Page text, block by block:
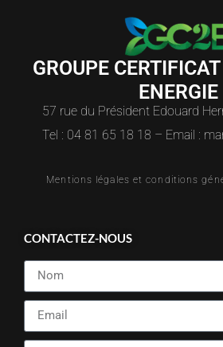
GROUPE
ENERGIE
57 rue du Président Edouard
Tel : 04 81 65 18 18 – Email :
Mentions légales et conditions
CONTACTEZ-NOUS